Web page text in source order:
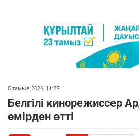
5 тамыз 2026, 11:27
Белгілі кинорежиссер
өмірден өтті